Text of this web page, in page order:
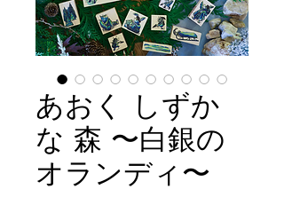
あおく しずか
な 森 〜白銀の
オランディ〜